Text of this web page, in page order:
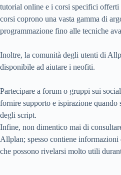
tutorial online e i corsi specifici offerti
corsi coprono una vasta gamma di
programmazione fino alle tecniche
Inoltre, la comunità degli utenti di
disponibile ad aiutare i neofiti.
Partecipare a forum o gruppi sui
fornire supporto e ispirazione
degli script.
Infine, non dimentico mai di
Allplan; spesso contiene
che possono rivelarsi molto utili